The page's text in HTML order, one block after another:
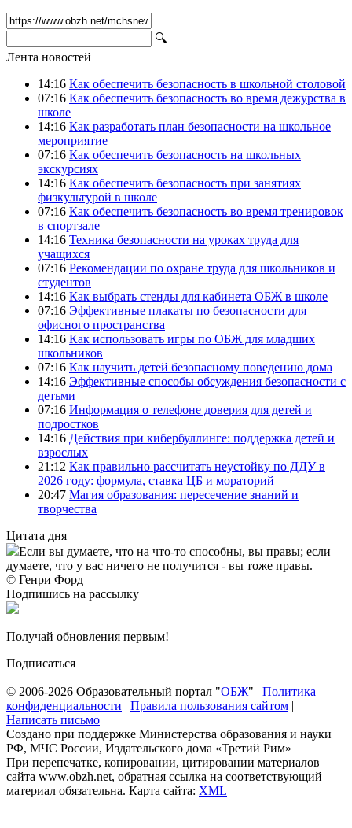
🔍
Лента новостей
14:16 Как обеспечить безопасность в школьной столовой
07:16 Как обеспечить безопасность во время дежурства в
школе
14:16 Как разработать план безопасности на школьное
мероприятие
07:16 Как обеспечить безопасность на школьных
экскурсиях
14:16 Как обеспечить безопасность при занятиях
физкультурой в школе
07:16 Как обеспечить безопасность во время тренировок
в спортзале
14:16 Техника безопасности на уроках труда для
учащихся
07:16 Рекомендации по охране труда для школьников и
студентов
14:16 Как выбрать стенды для кабинета ОБЖ в школе
07:16 Эффективные плакаты по безопасности для
офисного пространства
14:16 Как использовать игры по ОБЖ для младших
школьников
07:16 Как научить детей безопасному поведению дома
14:16 Эффективные способы обсуждения безопасности с
детьми
07:16 Информация о телефоне доверия для детей и
подростков
14:16 Действия при кибербуллинге: поддержка детей и
взрослых
21:12 Как правильно рассчитать неустойку по ДДУ в
2026 году: формула, ставка ЦБ и мораторий
20:47 Магия образования: пересечение знаний и
творчества
Цитата дня
Если вы думаете, что на что-то способны, вы правы; если
думаете, что у вас ничего не получится - вы тоже правы.
© Генри Форд
Подпишись на рассылку
Получай обновления первым!
Подписаться
© 2006-2026 Образовательный портал "ОБЖ" | Политика
конфиденциальности | Правила пользования сайтом |
Написать письмо
Создано при поддержке Министерства образования и науки
РФ, МЧС России, Издательского дома «Третий Рим»
При перепечатке, копировании, цитировании материалов
сайта www.obzh.net, обратная ссылка на соответствующий
материал обязательна. Карта сайта: XML